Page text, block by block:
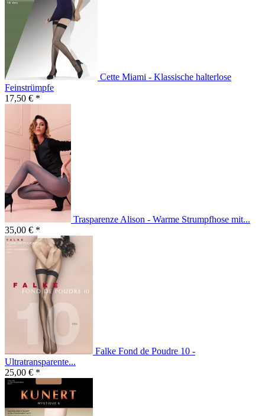
Cette Miami - Klassische halterlose
Feinstrümpfe
17,50 € *
Trasparenze Alison - Warme Strumpfhose mit...
35,00 € *
Falke Fond de Poudre 10 -
Ultratransparente...
25,00 € *